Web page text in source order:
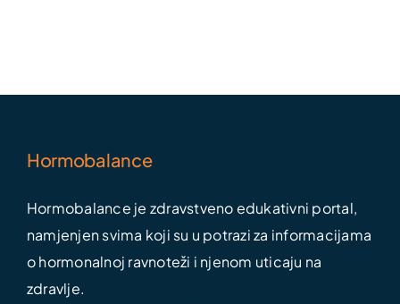
Hormobalance
Hormobalance je zdravstveno edukativni portal,
namjenjen svima koji su u potrazi za informacijama
o hormonalnoj ravnoteži i njenom uticaju na
zdravlje.